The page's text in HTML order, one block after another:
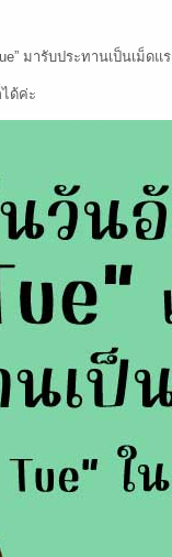
มารับประทานเป็นเม็ดแ
ด้ค่ะ